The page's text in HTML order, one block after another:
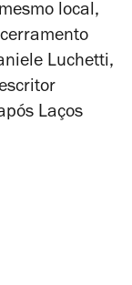
local,
Luchetti,
Laços